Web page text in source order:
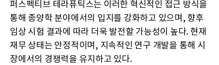
퍼스펙티브 테라퓨틱스는 이러한 혁신적인 접근 방식을
통해 종양학 분야에서의 입지를 강화하고 있으며, 향후
임상 시험 결과에 따라 더욱 발전할 가능성이 높다. 현재
재무 상태는 안정적이며, 지속적인 연구 개발을 통해 시
장에서의 경쟁력을 유지하고 있다.